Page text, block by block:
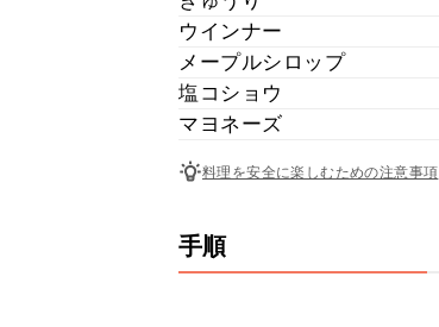
ウインナー
メープルシロップ
塩コショウ
マヨネーズ
料理を安全に楽しむための注意事項
手順